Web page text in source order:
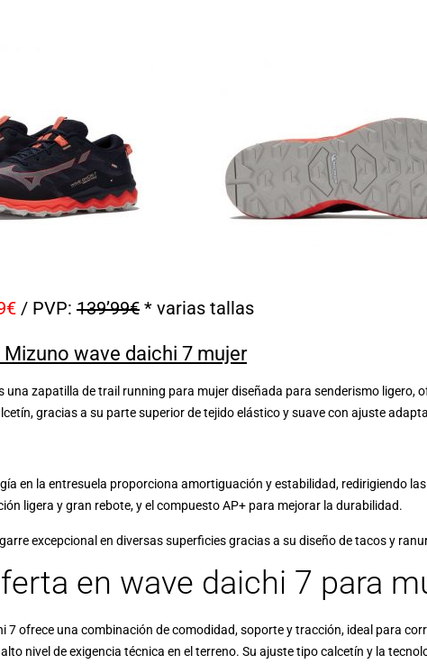
/ PVP: 139’99€ * varias tallas
Mizuno wave daichi 7 mujer
una zapatilla de trail running para mujer diseñada para senderismo
gracias a su parte superior de tejido elástico y suave con ajuste
en la entresuela proporciona amortiguación y estabilidad, redirigiendo
ligera y gran rebote, y el compuesto AP+ para mejorar la durabilidad.
excepcional en diversas superficies gracias a su diseño de tacos y
en wave daichi 7 para
7 ofrece una combinación de comodidad, soporte y tracción, ideal para
nivel de exigencia técnica en el terreno. Su ajuste tipo calcetín y la